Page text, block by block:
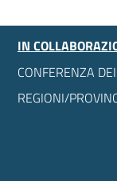
IN
CONFERENZA
REGIONI/